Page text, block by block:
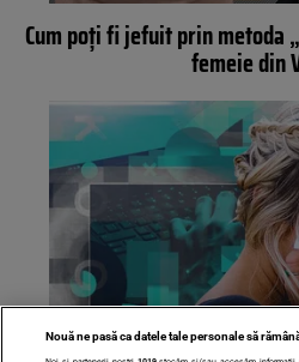
Cum poți fi jefuit prin metoda
femeie din
Nouă ne pasă ca datele tale personale să